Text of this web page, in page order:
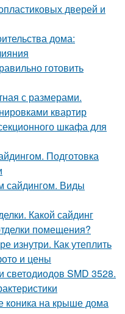
дверей и
дома:
готовить
с размерами.
квартир
шкафа для
Подготовка
сайдингом. Виды
Какой сайдинг
помещения?
изнутри. Как утеплить
и цены
светодиодов SMD 3528.
коника на крыше дома